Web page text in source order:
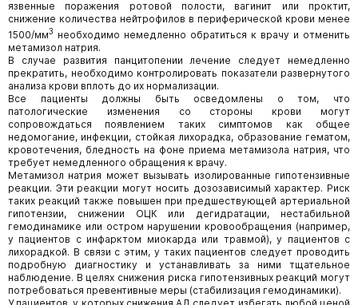
язвенные поражения ротовой полости, вагинит или проктит,
снижение количества нейтрофилов в периферической крови менее
1500/мм3 необходимо немедленно обратиться к врачу и отменить
метамизол натрия.
В случае развития панцитопении лечение следует немедленно
прекратить, необходимо контролировать показатели развернутого
анализа крови вплоть до их нормализации.
Все пациенты должны быть осведомлены о том, что
патологические изменения со стороны крови могут
сопровождаться появлением таких симптомов как общее
недомогание, инфекции, стойкая лихорадка, образование гематом,
кровотечения, бледность на фоне приема метамизола натрия, что
требует немедленного обращения к врачу.
Метамизол натрия может вызывать изолированные гипотензивные
реакции. Эти реакции могут носить дозозависимый характер. Риск
таких реакций также повышен при предшествующей артериальной
гипотензии, снижении ОЦК или дегидратации, нестабильной
гемодинамике или остром нарушении кровообращения (например,
у пациентов с инфарктом миокарда или травмой), у пациентов с
лихорадкой. В связи с этим, у таких пациентов следует проводить
подробную диагностику и устанавливать за ними тщательное
наблюдение. В целях снижения риска гипотензивных реакций могут
потребоваться превентивные меры (стабилизация гемодинамики).